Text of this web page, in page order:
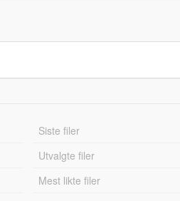
Siste filer
Utvalgte filer
Mest likte filer